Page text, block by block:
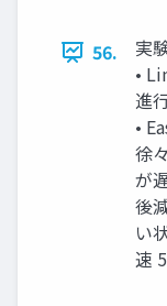
56.
実
•
進
•
徐
が
後
い
速